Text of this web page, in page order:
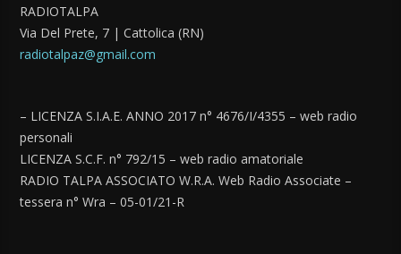
RADIOTALPA
Via Del Prete, 7 | Cattolica (RN)
radiotalpaz@gmail.com
– LICENZA S.I.A.E. ANNO 2017 n° 4676/I/4355 – web radio
personali
LICENZA S.C.F. n° 792/15 – web radio amatoriale
RADIO TALPA ASSOCIATO W.R.A. Web Radio Associate –
tessera n° Wra – 05-01/21-R